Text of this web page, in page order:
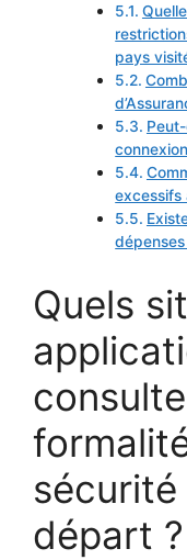
pays
excessifs
Quels
sécurité
départ ?